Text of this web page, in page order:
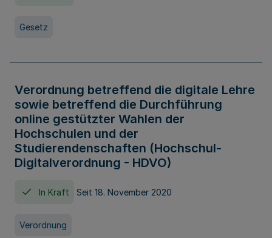
Gesetz
Verordnung betreffend die digitale Lehre
sowie betreffend die Durchführung
online gestützter Wahlen der
Hochschulen und der
Studierendenschaften (Hochschul-
Digitalverordnung - HDVO)
In Kraft Seit 18. November 2020
Verordnung